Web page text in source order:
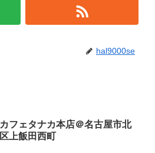
hal9000se
カフェタナカ本店＠名古屋市北
区上飯田西町